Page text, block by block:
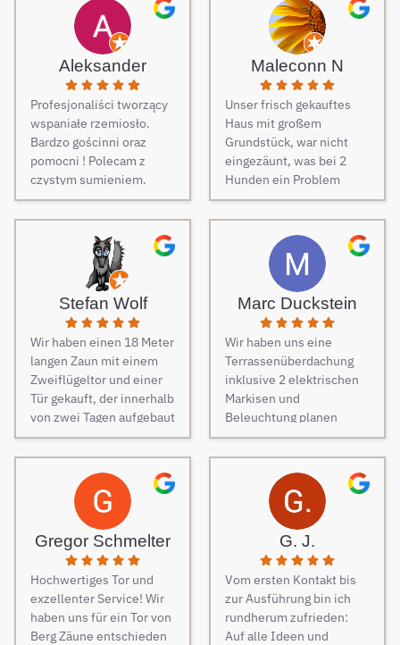
Aleksander
Profesjonaliści tworzący
wspaniałe rzemiosło.
Bardzo gościnni oraz
pomocni ! Polecam z
czystym sumieniem.
Maleconn N
Unser frisch gekauftes
Haus mit großem
Grundstück, war nicht
eingezäunt, was bei 2
Hunden ein Problem
darstellt. Daher musste
dringend und schnell ein
Zaun her. Auf Empfehlung
von Freunden haben wir
unseren Zaun bei Berg
Zäune beauftragt und es
keine Sekunde bereut.
Dieser Tipp war wirklich
Gold wert! Von Angebot
bis zur Fertigstellung des
Zauns, verlief alles
absolut reibungslos. Alle
Fragen wurden im
Vorfeld schnell
beantwortet, auf
Sonderwünsche wurde
eingegangen und
Verständigungsprobleme
gab es auch keine, ganz
zu schweigen davon,
dass der Preis auch
unschlagbar war. Die 2
Männer, die vor Ort waren
und den Zaun aufgestellt
Stefan Wolf
Wir haben einen 18 Meter
langen Zaun mit einem
Zweiflügeltor und einer
Tür gekauft, der innerhalb
von zwei Tagen aufgebaut
wurde. Am dritten Tag
kamen die Elektriker, um
die Steuerung und
Elektrik des Tores
fachmännisch
anzuschließen.
Besonders
hervorzuheben ist die
Unterstützung während
des Auswahlprozesses.
Unsere
Marc Duckstein
Wir haben uns eine
Terrassenüberdachung
inklusive 2 elektrischen
Markisen und
Beleuchtung planen
lassen. Es war vom
ersten Kontakt bis zur
finalen Ausführung des
Projektes eine
reibungslose
Kommunikation. Sehr
freundlich und man ist
auch auf jeden Wunsch
eingegangen. Bei der
Montage der
Überdachung waren 4
Gregor Schmelter
Hochwertiges Tor und
exzellenter Service! Wir
haben uns für ein Tor von
Berg Zäune entschieden
G. J.
Vom ersten Kontakt bis
zur Ausführung bin ich
rundherum zufrieden:
Auf alle Ideen und